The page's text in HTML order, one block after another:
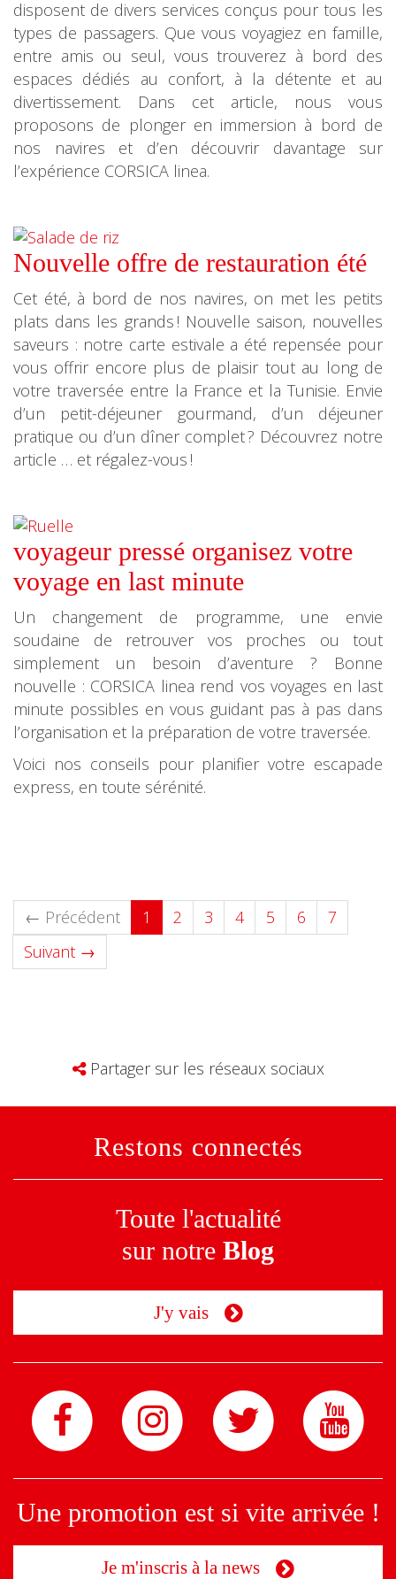
disposent de divers services conçus pour tous les
types de passagers. Que vous voyagiez en famille,
entre amis ou seul, vous trouverez à bord des
espaces dédiés au confort, à la détente et au
divertissement. Dans cet article, nous vous
proposons de plonger en immersion à bord de
nos navires et d’en découvrir davantage sur
l’expérience CORSICA linea.
Nouvelle offre de restauration été
Cet été, à bord de nos navires, on met les petits
plats dans les grands ! Nouvelle saison, nouvelles
saveurs : notre carte estivale a été repensée pour
vous offrir encore plus de plaisir tout au long de
votre traversée entre la France et la Tunisie. Envie
d’un petit-déjeuner gourmand, d’un déjeuner
pratique ou d’un dîner complet ? Découvrez notre
article … et régalez-vous !
voyageur pressé organisez votre
voyage en last minute
Un changement de programme, une envie
soudaine de retrouver vos proches ou tout
simplement un besoin d’aventure ? Bonne
nouvelle : CORSICA linea rend vos voyages en last
minute possibles en vous guidant pas à pas dans
l’organisation et la préparation de votre traversée.
Voici nos conseils pour planifier votre escapade
express, en toute sérénité.
← Précédent 1 (current)
2 3 4 5 6
7
Suivant →
Partager sur les réseaux sociaux
Restons connectés
Toute l'actualité
sur notre Blog
J'y vais
Une promotion est si vite arrivée !
Je m'inscris à la news